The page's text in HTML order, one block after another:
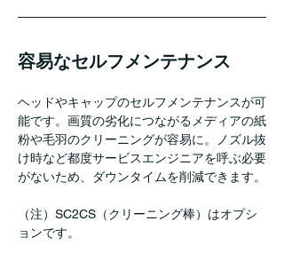
容易なセルフメンテナンス
ヘッドやキャップのセルフメンテナンスが可
能です。画質の劣化につながるメディアの紙
粉や毛羽のクリーニングが容易に。ノズル抜
け時など都度サービスエンジニアを呼ぶ必要
がないため、ダウンタイムを削減できます。
（注）SC2CS（クリーニング棒）はオプシ
ョンです。